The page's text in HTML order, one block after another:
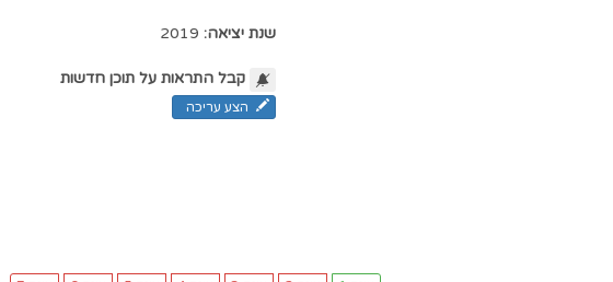
שנת יציאה: 2019
קבל התראות על תוכן חדשות
הצע עריכה